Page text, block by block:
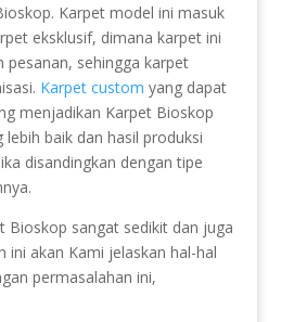
Karpet model ini masuk
eksklusif, dimana karpet ini
pesanan, sehingga karpet
Karpet custom yang dapat
menjadikan Karpet Bioskop
baik dan hasil produksi
disandingkan dengan tipe
Bioskop sangat sedikit dan juga
ini akan Kami jelaskan hal-hal
permasalahan ini,